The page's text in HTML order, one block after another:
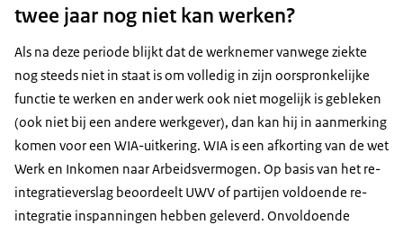
twee jaar nog niet kan werken?
Als na deze periode blijkt dat de werknemer vanwege ziekte
nog steeds niet in staat is om volledig in zijn oorspronkelijke
functie te werken en ander werk ook niet mogelijk is gebleken
(ook niet bij een andere werkgever), dan kan hij in aanmerking
komen voor een WIA-uitkering. WIA is een afkorting van de wet
Werk en Inkomen naar Arbeidsvermogen. Op basis van het re-
integratieverslag beoordeelt UWV of partijen voldoende re-
integratie inspanningen hebben geleverd. Onvoldoende